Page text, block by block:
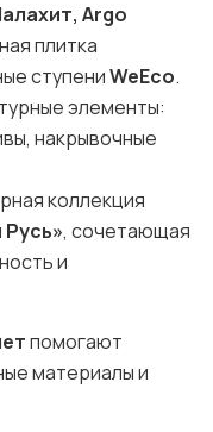
Argo
плитка
ступениWeEco.
элементы:
накрывочные
коллекция
, сочетающая
и
помогают
материалы и